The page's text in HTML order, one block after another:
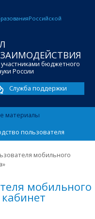
Российской
бюджетного
России
Служба поддержки
материалы
пользователя
мобильного
мобильного